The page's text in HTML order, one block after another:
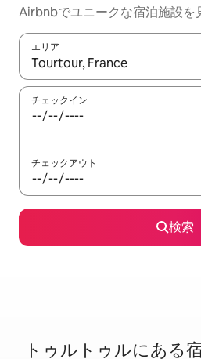
Airbnbでユニークな宿泊施設を
エリア
検索結果が表示されたら、上下
チェックイン
チェックアウト
検索
トゥルトゥルに⁠あ⁠る